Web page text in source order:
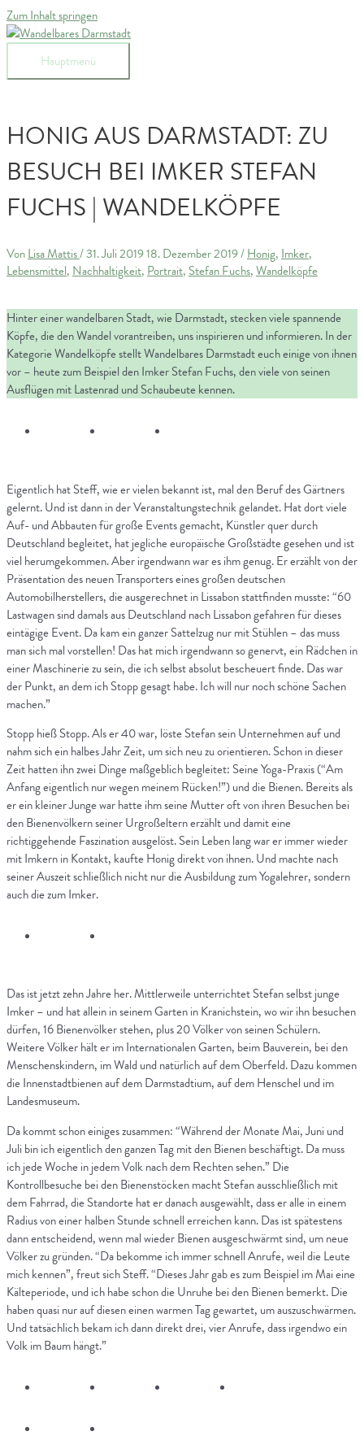
Zum Inhalt springen
Hauptmenü
HONIG AUS DARMSTADT: ZU
BESUCH BEI IMKER STEFAN
FUCHS | WANDELKÖPFE
VonLisa Mattis/31. Juli 201918. Dezember 2019/Honig, Imker,
Lebensmittel, Nachhaltigkeit, Portrait, Stefan Fuchs,Wandelköpfe
Hinter einer wandelbaren Stadt, wie Darmstadt, stecken viele spannende
Köpfe, die den Wandel vorantreiben, uns inspirieren und informieren. In der
Kategorie Wandelköpfe stellt Wandelbares Darmstadt euch einige von ihnen
vor – heute zum Beispiel den Imker Stefan Fuchs, den viele von seinen
Ausflügen mit Lastenrad und Schaubeute kennen.
Eigentlich hat Steff, wie er vielen bekannt ist, mal den Beruf des Gärtners
gelernt. Und ist dann in der Veranstaltungstechnik gelandet. Hat dort viele
Auf- und Abbauten für große Events gemacht, Künstler quer durch
Deutschland begleitet, hat jegliche europäische Großstädte gesehen und ist
viel herumgekommen. Aber irgendwann war es ihm genug. Er erzählt von der
Präsentation des neuen Transporters eines großen deutschen
Automobilherstellers, die ausgerechnet in Lissabon stattfinden musste: “60
Lastwagen sind damals aus Deutschland nach Lissabon gefahren für dieses
eintägige Event. Da kam ein ganzer Sattelzug nur mit Stühlen – das muss
man sich mal vorstellen! Das hat mich irgendwann so genervt, ein Rädchen in
einer Maschinerie zu sein, die ich selbst absolut bescheuert finde. Das war
der Punkt, an dem ich Stopp gesagt habe. Ich will nur noch schöne Sachen
machen.”
Stopp hieß Stopp. Als er 40 war, löste Stefan sein Unternehmen auf und
nahm sich ein halbes Jahr Zeit, um sich neu zu orientieren. Schon in dieser
Zeit hatten ihn zwei Dinge maßgeblich begleitet: Seine Yoga-Praxis (“Am
Anfang eigentlich nur wegen meinem Rücken!”) und die Bienen. Bereits als
er ein kleiner Junge war hatte ihm seine Mutter oft von ihren Besuchen bei
den Bienenvölkern seiner Urgroßeltern erzählt und damit eine
richtiggehende Faszination ausgelöst. Sein Leben lang war er immer wieder
mit Imkern in Kontakt, kaufte Honig direkt von ihnen. Und machte nach
seiner Auszeit schließlich nicht nur die Ausbildung zum Yogalehrer, sondern
auch die zum Imker.
Das ist jetzt zehn Jahre her. Mittlerweile unterrichtet Stefan selbst junge
Imker – und hat allein in seinem Garten in Kranichstein, wo wir ihn besuchen
dürfen, 16 Bienenvölker stehen, plus 20 Völker von seinen Schülern.
Weitere Völker hält er im Internationalen Garten, beim Bauverein, bei den
Menschenskindern, im Wald und natürlich auf dem Oberfeld. Dazu kommen
die Innenstadtbienen auf dem Darmstadtium, auf dem Henschel und im
Landesmuseum.
Da kommt schon einiges zusammen: “Während der Monate Mai, Juni und
Juli bin ich eigentlich den ganzen Tag mit den Bienen beschäftigt. Da muss
ich jede Woche in jedem Volk nach dem Rechten sehen.” Die
Kontrollbesuche bei den Bienenstöcken macht Stefan ausschließlich mit
dem Fahrrad, die Standorte hat er danach ausgewählt, dass er alle in einem
Radius von einer halben Stunde schnell erreichen kann. Das ist spätestens
dann entscheidend, wenn mal wieder Bienen ausgeschwärmt sind, um neue
Völker zu gründen. “Da bekomme ich immer schnell Anrufe, weil die Leute
mich kennen”, freut sich Steff. “Dieses Jahr gab es zum Beispiel im Mai eine
Kälteperiode, und ich habe schon die Unruhe bei den Bienen bemerkt. Die
haben quasi nur auf diesen einen warmen Tag gewartet, um auszuschwärmen.
Und tatsächlich bekam ich dann direkt drei, vier Anrufe, dass irgendwo ein
Volk im Baum hängt.”